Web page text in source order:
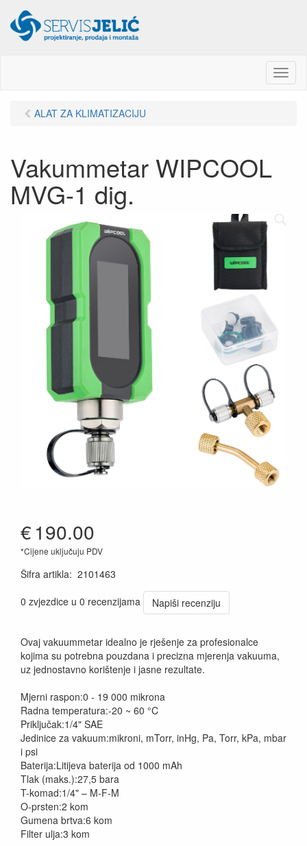
M
e
ALAT ZA KLIMATIZACIJU
Vakummetar WIPCOOL
MVG-1 dig.
€190.00
*Cijene uključuju PDV
Šifra artikla: 2101463
0 zvjezdice u 0 recenzijama
Napiši recenziju
Ovaj vakuummetar idealno je rješenje za profesionalce
kojima su potrebna pouzdana i precizna mjerenja vakuuma,
uz jednostavno korištenje i jasne rezultate.
Mjerni raspon:0 - 19 000 mikrona
Radna temperatura:-20 ~ 60 °C
Priključak:1/4" SAE
Jedinice za vakuum:mikroni, mTorr, inHg, Pa, Torr, kPa, mbar
i psi
Baterija:Litijeva baterija od 1000 mAh
Tlak (maks.):27,5 bara
T-komad:1/4" – M-F-M
O-prsten:2 kom
Gumena brtva:6 kom
Filter ulja:3 kom